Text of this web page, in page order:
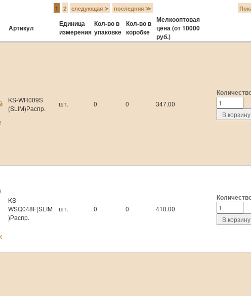
products_spec
category/show-by-category/421
category/show-by-category/421
category/show-by-category/421
1 2 следующая ≻ последняя ≫
Артикул
Единица
измерения
Кол-во в
упаковке
Кол-во в
коробке
Мелкооптовая
цена (от 10000
руб.)
KS-WR009S
(SLIM)Распр.
шт. 0 0 347.00
KS-
WSQ048F(SLIM
)Распр.
шт. 0 0 410.00